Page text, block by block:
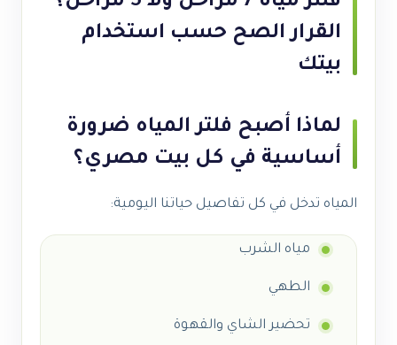
القرار الصح حسب استخدام
بيتك
لماذا أصبح فلتر المياه ضرورة
أساسية في كل بيت مصري؟
المياه تدخل في كل تفاصيل حياتنا اليومية:
مياه الشرب
الطهي
تحضير الشاي والقهوة